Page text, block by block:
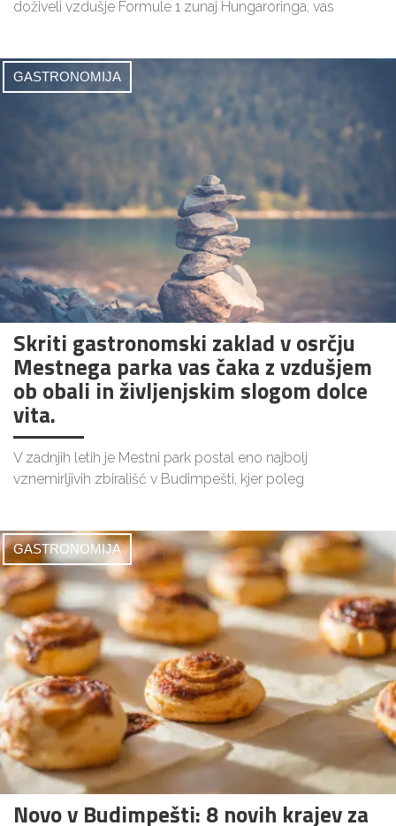
doživeli vzdušje Formule 1 zunaj Hungaroringa, vas
GASTRONOMIJA
Skriti gastronomski zaklad v osrčju
Mestnega parka vas čaka z vzdušjem
ob obali in življenjskim slogom dolce
vita.
V zadnjih letih je Mestni park postal eno najbolj
vznemirljivih zbirališč v Budimpešti, kjer poleg
GASTRONOMIJA
Novo v Budimpešti: 8 novih krajev za